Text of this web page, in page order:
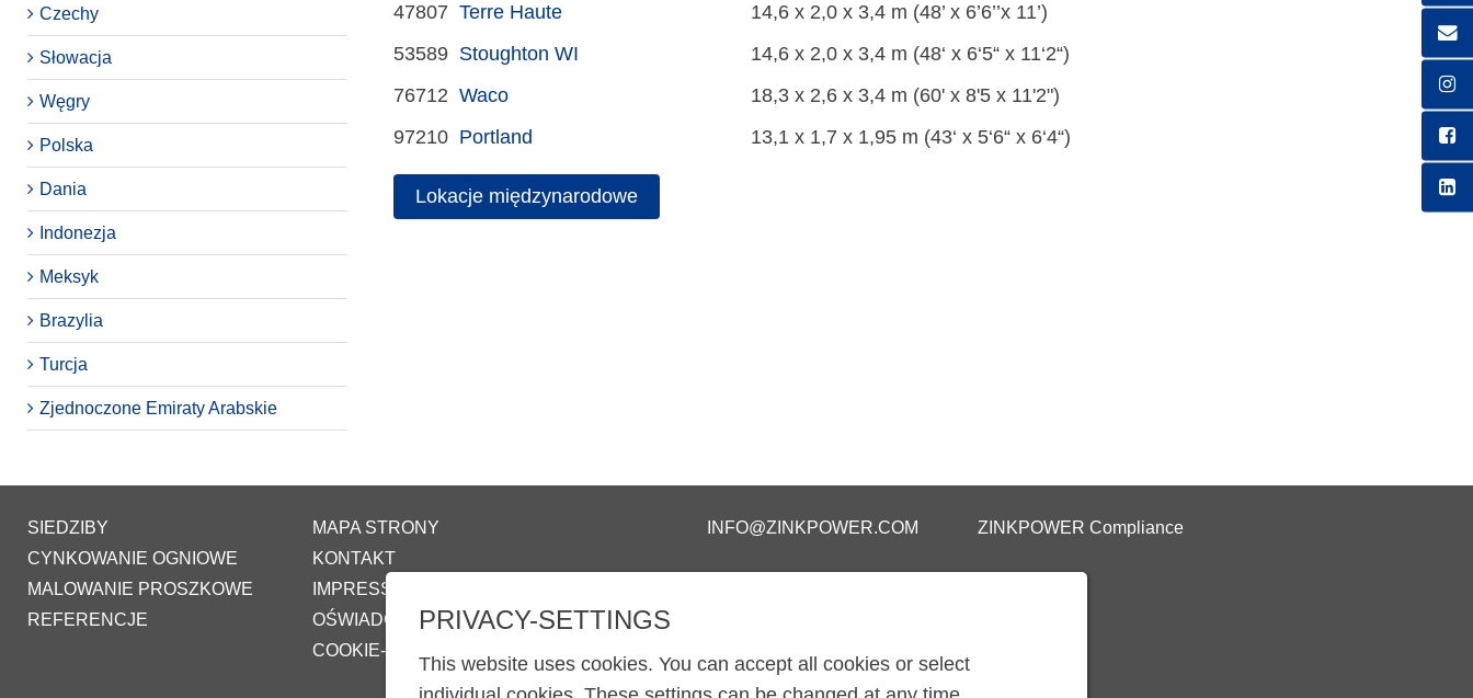
Czechy
Słowacja
Węgry
Polska
Dania
Indonezja
Meksyk
Brazylia
Turcja
Zjednoczone Emiraty Arabskie
47807 Terre Haute
14,6 x 2,0 x 3,4 m (48’ x 6’6’’x 11’)
53589 Stoughton WI
14,6 x 2,0 x 3,4 m (48‘ x 6‘5“ x 11‘2“)
76712 Waco
18,3 x 2,6 x 3,4 m (60' x 8'5 x 11'2")
97210 Portland 13,1 x 1,7 x 1,95 m (43‘ x 5‘6“ x 6‘4“)
Lokacje międzynarodowe
SIEDZIBY
CYNKOWANIE OGNIOWE
MALOWANIE PROSZKOWE
REFERENCJE
MAPA STRONY
KONTAKT
IMPRESSUM
OŚWIADCZENIE O OCHRONIE DANYCH
COOKIE-SETTINGS
INFO@ZINKPOWER.COM ZINKPOWER Compliance
PRIVACY-SETTINGS
This website uses cookies. You can accept all cookies or select